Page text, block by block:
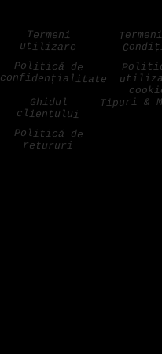
Termeni
utilizare
Politică de
confidențialitate
Ghidul
clientului
Tipuri &
Politică de
retururi